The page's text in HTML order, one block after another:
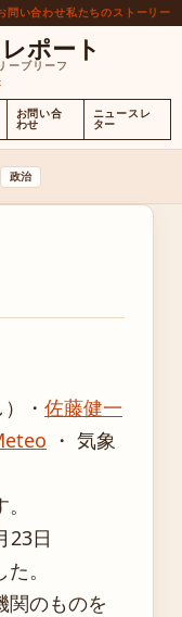
問い合わせ私たちのストーリー
ポート
ーブリーフ
お問い合
わせ
ニュースレ
ター
政治
・ 佐藤健一
・ 気象
23日
。
関のものを